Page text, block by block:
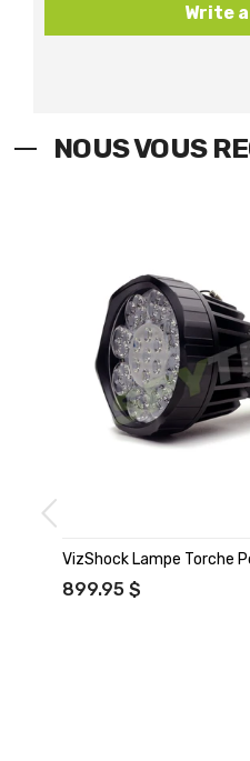
Write
NOUS VOUS
VizShock Lampe Torche
899.95 $